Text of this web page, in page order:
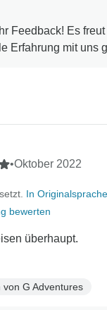
Feedback! Es
•Oktober 2022
In
bewerten
überhaupt.
G Adventures